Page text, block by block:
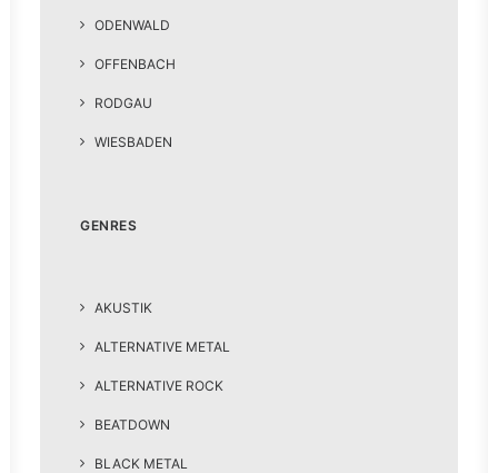
ODENWALD
OFFENBACH
RODGAU
WIESBADEN
GENRES
AKUSTIK
ALTERNATIVE METAL
ALTERNATIVE ROCK
BEATDOWN
BLACK METAL